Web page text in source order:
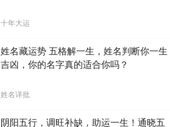
十年大运
姓名藏运势 五格解一生，姓名判断你一生
吉凶，你的名字真的适合你吗？
姓名详批
阴阳五行，调旺补缺，助运一生！通晓五